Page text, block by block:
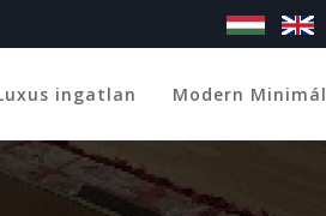
ingatlan Modern Minimál